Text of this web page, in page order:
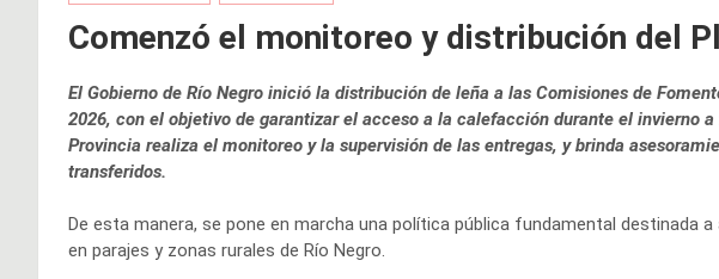
Comenzó el monitoreo y distribución del
El Gobierno de Río Negro inició la distribución de leña a las Comisiones de
2026, con el objetivo de garantizar el acceso a la calefacción durante el invierno
Provincia realiza el monitoreo y la supervisión de las entregas, y brinda
transferidos.
De esta manera, se pone en marcha una política pública fundamental destinada
en parajes y zonas rurales de Río Negro.